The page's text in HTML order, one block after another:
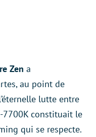
Zen a
au point de
lutte entre
7700K constituait le
qui se respecte.